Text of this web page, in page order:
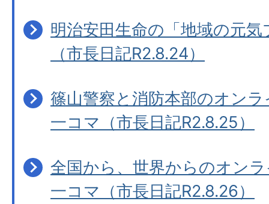
明治安田生命の「地域の元
（市長日記R2.8.24）
篠山警察と消防本部のオン
一コマ（市長日記R2.8.25）
全国から、世界からのオン
一コマ（市長日記R2.8.26）